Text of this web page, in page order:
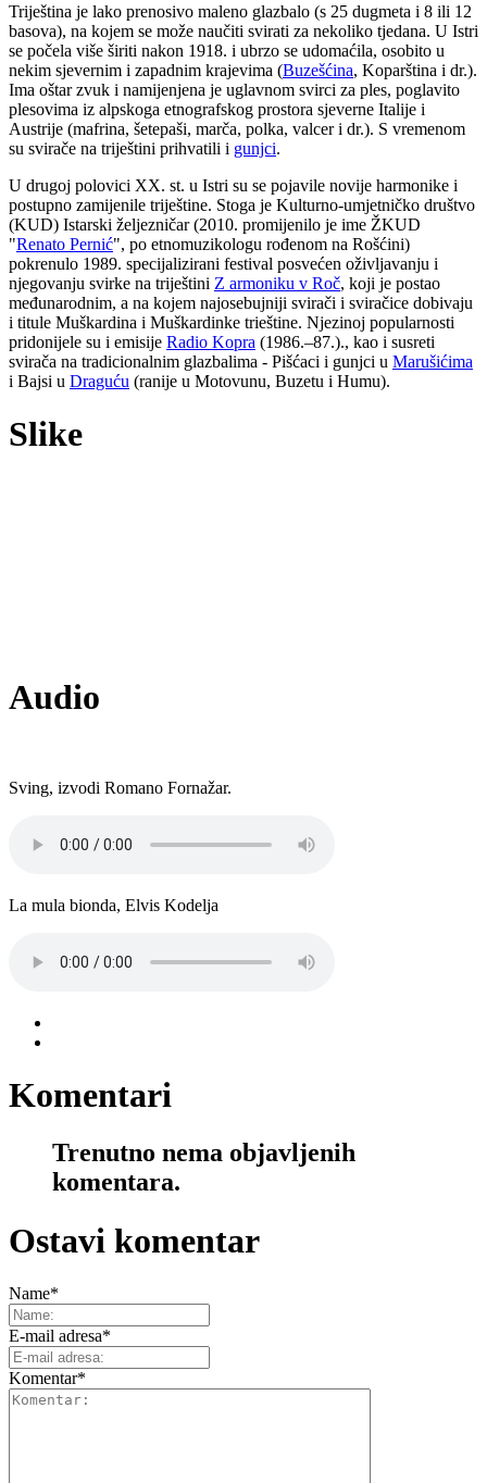
Triještina je lako prenosivo maleno glazbalo (s 25 dugmeta i 8 ili 12
basova), na kojem se može naučiti svirati za nekoliko tjedana. U Istri
se počela više širiti nakon 1918. i ubrzo se udomaćila, osobito u
nekim sjevernim i zapadnim krajevima (Buzešćina, Koparština i dr.).
Ima oštar zvuk i namijenjena je uglavnom svirci za ples, poglavito
plesovima iz alpskoga etnografskog prostora sjeverne Italije i
Austrije (mafrina, šetepaši, marča, polka, valcer i dr.). S vremenom
su svirače na triještini prihvatili i gunjci.
U drugoj polovici XX. st. u Istri su se pojavile novije harmonike i
postupno zamijenile triještine. Stoga je Kulturno-umjetničko društvo
(KUD) Istarski željezničar (2010. promijenilo je ime ŽKUD
"Renato Pernić", po etnomuzikologu rođenom na Rošćini)
pokrenulo 1989. specijalizirani festival posvećen oživljavanju i
njegovanju svirke na triještini Z armoniku v Roč, koji je postao
međunarodnim, a na kojem najosebujniji svirači i sviračice dobivaju
i titule Muškardina i Muškardinke trieštine. Njezinoj popularnosti
pridonijele su i emisije Radio Kopra (1986.–87.)., kao i susreti
svirača na tradicionalnim glazbalima - Pišćaci i gunjci u Marušićima
i Bajsi u Draguću (ranije u Motovunu, Buzetu i Humu).
Slike
Audio
Sving, izvodi Romano Fornažar.
La mula bionda, Elvis Kodelja
Komentari
Trenutno nema objavljenih
komentara.
Ostavi komentar
Name*
E-mail adresa*
Komentar*